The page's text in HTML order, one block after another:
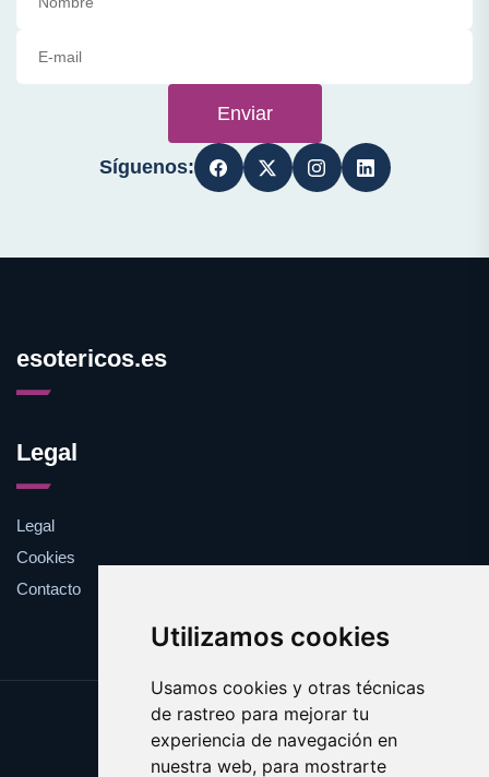
Utilizamos cookies
Usamos cookies y otras técnicas
de rastreo para mejorar tu
experiencia de navegación en
nuestra web, para mostrarte
Enviar
Síguenos:
esotericos.es
Legal
Legal
Cookies
Contacto
Update cookies preferences
Copyright © 2025 esotericos.es